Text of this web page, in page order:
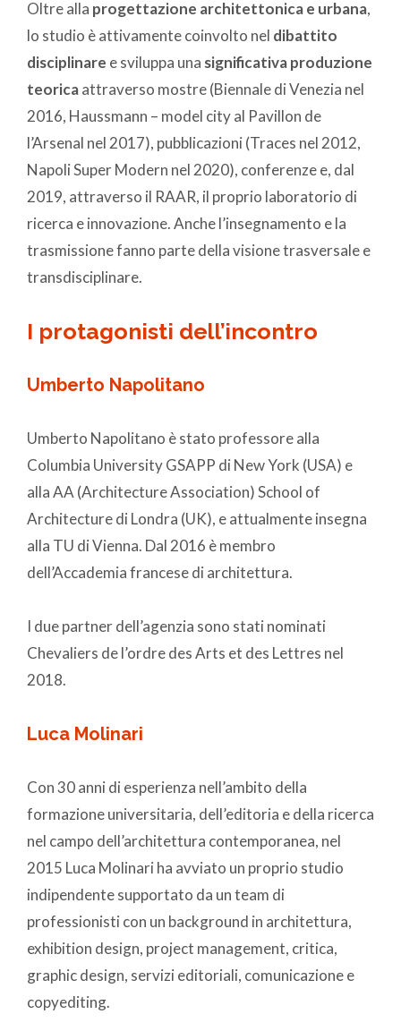
Oltre alla progettazione architettonica e urbana,
lo studio è attivamente coinvolto nel dibattito
disciplinare e sviluppa una significativa produzione
teoricaattraverso mostre (Biennale di Venezia nel
2016, Haussmann – model city al Pavillon de
l’Arsenal nel 2017), pubblicazioni (Traces nel 2012,
Napoli Super Modern nel 2020), conferenze e, dal
2019, attraverso il RAAR, il proprio laboratorio di
ricerca e innovazione. Anche l’insegnamento e la
trasmissione fanno parte della visione trasversale e
transdisciplinare.
I protagonisti dell’incontro
Umberto Napolitano
Umberto Napolitano è stato professore alla
Columbia University GSAPP di New York (USA) e
alla AA (Architecture Association) School of
Architecture di Londra (UK), e attualmente insegna
alla TU di Vienna. Dal 2016 è membro
dell’Accademia francese di architettura.
I due partner dell’agenzia sono stati nominati
Chevaliers de l’ordre des Arts et des Lettres nel
2018.
Luca Molinari
Con 30 anni di esperienza nell’ambito della
formazione universitaria, dell’editoria e della ricerca
nel campo dell’architettura contemporanea, nel
2015 Luca Molinari ha avviato un proprio studio
indipendente supportato da un team di
professionisti con un background in architettura,
exhibition design, project management, critica,
graphic design, servizi editoriali, comunicazione e
copyediting.